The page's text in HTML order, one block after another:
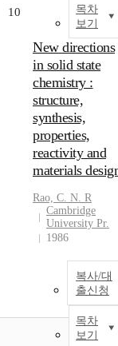
목차
보기
10
New directions
in solid state
chemistry :
structure,
synthesis,
properties,
reactivity and
materials
Rao, C. N. R
Cambridge
University Pr.
1986
복사/대
출신청
목차
보기